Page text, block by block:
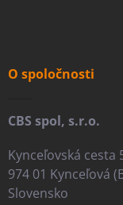
O spoločnosti
CBS spol, s.r.o.
Kynceľovská cesta
974 01 Kynceľová
Slovensko